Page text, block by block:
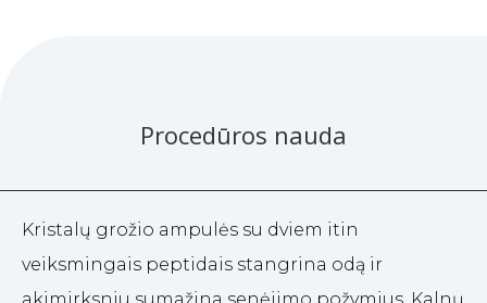
Procedūros nauda
Kristalų grožio ampulės su dviem itin
veiksmingais peptidais stangrina odą ir